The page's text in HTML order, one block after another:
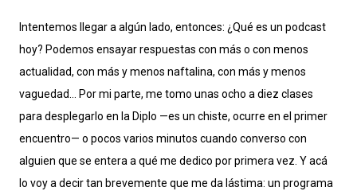
Intentemos llegar a algún lado, entonces: ¿Qué es un podcast
hoy? Podemos ensayar respuestas con más o con menos
actualidad, con más y menos naftalina, con más y menos
vaguedad… Por mi parte, me tomo unas ocho a diez clases
para desplegarlo en la Diplo —es un chiste, ocurre en el primer
encuentro— o pocos varios minutos cuando converso con
alguien que se entera a qué me dedico por primera vez. Y acá
lo voy a decir tan brevemente que me da lástima: un programa